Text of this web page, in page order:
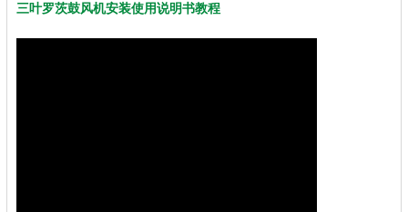
三叶罗茨鼓风机安装使用说明书教程